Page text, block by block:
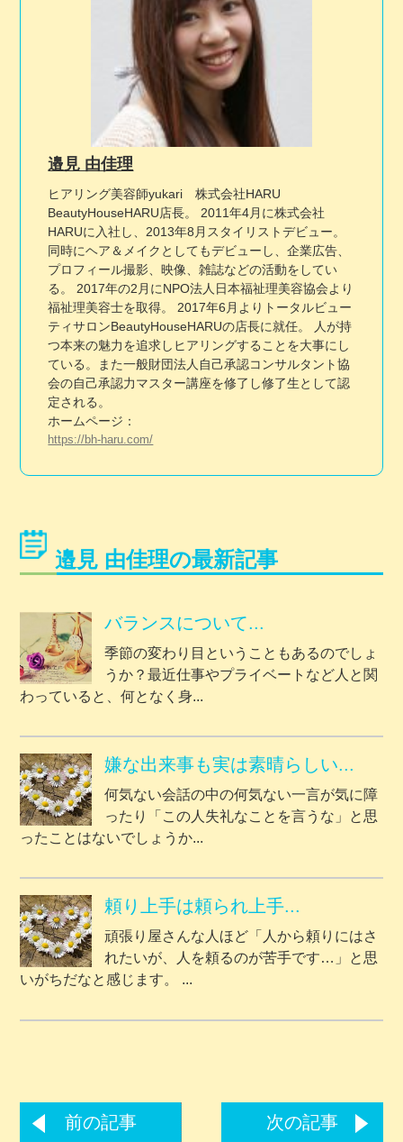
邉見 由佳理
ヒアリング美容師yukari 株式会社HARU
BeautyHouseHARU店長。 2011年4月に株式会社
HARUに入社し、2013年8月スタイリストデビュー。
同時にヘア＆メイクとしてもデビューし、企業広告、
プロフィール撮影、映像、雑誌などの活動をしてい
る。 2017年の2月にNPO法人日本福祉理美容協会より
福祉理美容士を取得。 2017年6月よりトータルビュー
ティサロンBeautyHouseHARUの店長に就任。 人が持
つ本来の魅力を追求しヒアリングすることを大事にし
ている。また一般財団法人自己承認コンサルタント協
会の自己承認力マスター講座を修了し修了生として認
定される。
ホームページ：
https://bh-haru.com/
邉見 由佳理の最新記事
バランスについて...
季節の変わり目ということもあるのでしょ
うか？最近仕事やプライベートなど人と関
わっていると、何となく身...
嫌な出来事も実は素晴らしい...
何気ない会話の中の何気ない一言が気に障
ったり「この人失礼なことを言うな」と思
ったことはないでしょうか...
頼り上手は頼られ上手...
頑張り屋さんな人ほど「人から頼りにはさ
れたいが、人を頼るのが苦手です…」と思
いがちだなと感じます。 ...
前の記事 次の記事